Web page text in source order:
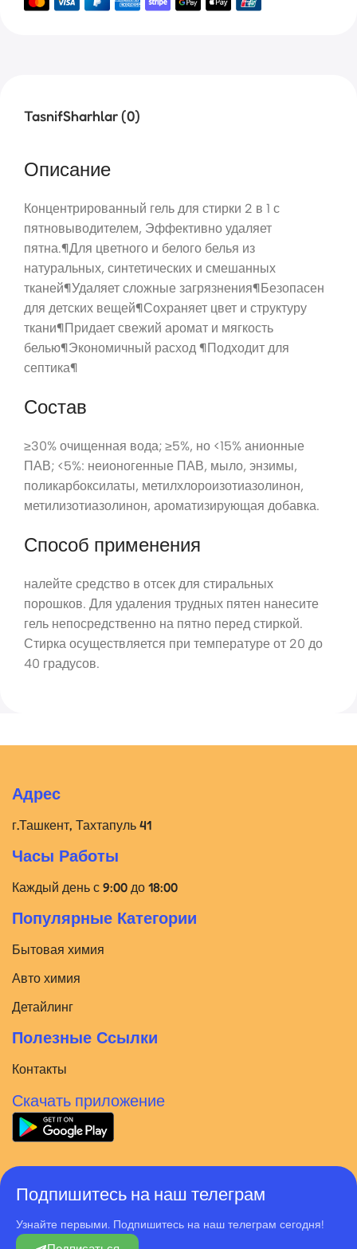
TasnifSharhlar (0)
Описание
Концентрированный гель для стирки 2 в 1 с
пятновыводителем, Эффективно удаляет
пятна.¶Для цветного и белого белья из
натуральных, синтетических и смешанных
тканей¶Удаляет сложные загрязнения¶Безопасен
для детских вещей¶Сохраняет цвет и структуру
ткани¶Придает свежий аромат и мягкость
белью¶Экономичный расход ¶Подходит для
септика¶
Состав
≥30% очищенная вода; ≥5%, но <15% анионные
ПАВ; <5%: неионогенные ПАВ, мыло, энзимы,
поликарбоксилаты, метилхлороизотиазолинон,
метилизотиазолинон, ароматизирующая добавка.
Способ применения
налейте средство в отсек для стиральных
порошков. Для удаления трудных пятен нанесите
гель непосредственно на пятно перед стиркой.
Стирка осуществляется при температуре от 20 до
40 градусов.
Адрес
г.Ташкент, Тахтапуль 41
Часы Работы
Каждый день с 9:00 до 18:00
Популярные Категории
Бытовая химия
Авто химия
Детайлинг
Полезные Ссылки
Контакты
Скачать приложение
Подпишитесь на наш телеграм
Узнайте первыми. Подпишитесь на наш телеграм сегодня!